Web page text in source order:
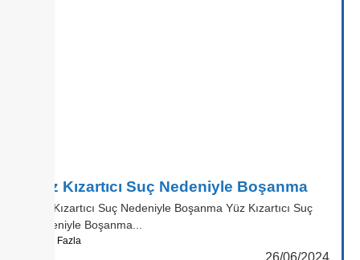
Yüz Kızartıcı Suç Nedeniyle Boşanma
Yüz Kızartıcı Suç Nedeniyle Boşanma Yüz Kızartıcı Suç
Nedeniyle Boşanma...
Daha Fazla